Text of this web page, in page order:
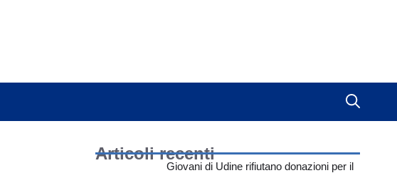
Articoli recenti
Giovani di Udine rifiutano donazioni per il